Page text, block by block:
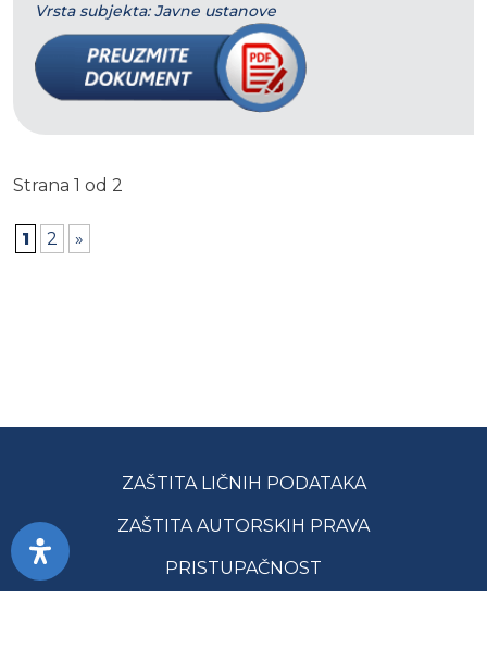
Vrsta subjekta: Javne ustanove
Strana 1 od 2
1 2 »
ZAŠTITA LIČNIH PODATAKA
ZAŠTITA AUTORSKIH PRAVA
PRISTUPAČNOST